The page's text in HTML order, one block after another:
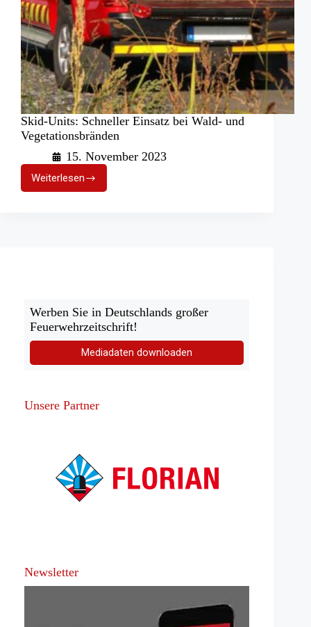
Skid-Units: Schneller Einsatz bei Wald- und
Vegetationsbränden
15. November 2023
Weiterlesen
Skid-
Units:
Werben Sie in Deutschlands großer
Feuerwehrzeitschrift!
Mediadaten downloaden
Unsere Partner
Newsletter